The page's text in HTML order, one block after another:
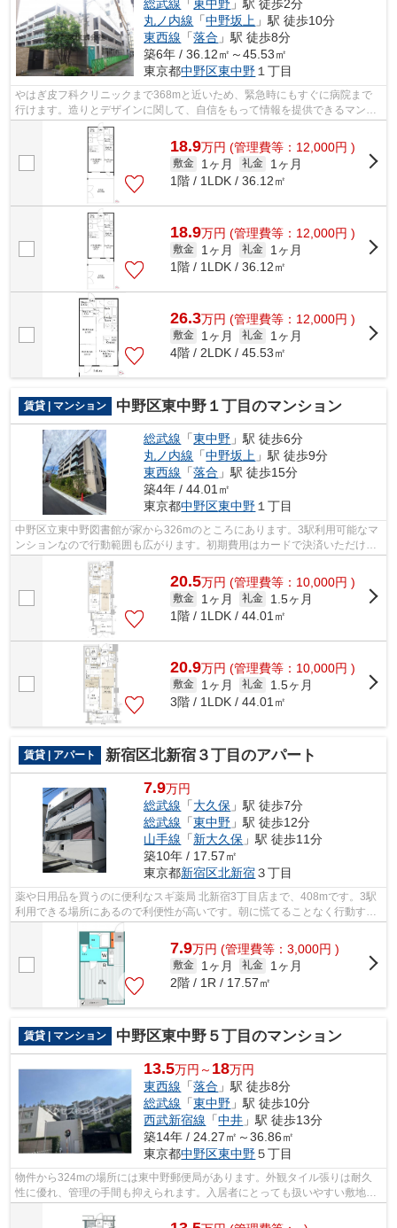
総武線 「 東中野 」駅 徒歩2分
丸ノ内線 「中野坂上 」駅 徒歩10分
東西線 「落合 」駅 徒歩8分
築6年 / 36.12㎡～45.53㎡
東京都中野区東中野 １丁目
やはぎ皮フ科クリニックまで368mと近いため、緊急時にもすぐに病院まで
行けます。造りとデザインに関して、自信をもって情報を提供できるマンシ
ョンです。風通しの良いマンションは利...
18.9万円 (管理費等：12,000円 )
敷金 1ヶ月 礼金
1ヶ月
1階 / 1LDK / 36.12㎡
18.9万円 (管理費等：12,000円 )
敷金 1ヶ月 礼金
1ヶ月
1階 / 1LDK / 36.12㎡
26.3万円 (管理費等：12,000円 )
敷金 1ヶ月 礼金
1ヶ月
4階 / 2LDK / 45.53㎡
賃貸 | マンション 中野区東中野１丁目のマンション
総武線 「東中野 」駅 徒歩6分
丸ノ内線 「中野坂上 」駅 徒歩9分
東西線 「落合 」駅 徒歩15分
築4年 / 44.01㎡
東京都中野区東中野 １丁目
中野区立東中野図書館が家から326mのところにあります。3駅利用可能なマ
ンションなので行動範囲も広がります。初期費用はカードで決済いただけま
す。朝に慌てることなく行動するために...
20.5万円 (管理費等：10,000円 )
敷金 1ヶ月 礼金
1.5ヶ月
1階 / 1LDK / 44.01㎡
20.9万円 (管理費等：10,000円 )
敷金 1ヶ月 礼金
1.5ヶ月
3階 / 1LDK / 44.01㎡
賃貸 | アパート 新宿区北新宿３丁目のアパート
7.9万円
総武線 「大久保 」駅 徒歩7分
総武線 「東中野 」駅 徒歩12分
山手線 「新大久保 」駅 徒歩11分
築10年 / 17.57㎡
東京都新宿区北新宿３丁目
薬や日用品を買うのに便利なスギ薬局 北新宿3丁目店まで、408mです。3駅
利用できる場所にあるので利便性が高いです。朝に慌てることなく行動する
ために駅から徒歩7分の駅近アパートは...
7.9万円 (管理費等：3,000円 )
敷金 1ヶ月 礼金
1ヶ月
2階 / 1R / 17.57㎡
賃貸 | マンション 中野区東中野５丁目のマンション
13.5万円～ 18万円
東西線 「落合 」駅 徒歩8分
総武線 「東中野 」駅 徒歩10分
西武新宿線 「中井 」駅 徒歩13分
築14年 / 24.27㎡～36.86㎡
東京都中野区東中野５丁目
物件から324mの場所には東中野郵便局があります。外観タイル張りは耐久
性に優れ、管理の手間も抑えられます。入居者にとっても扱いやすい敷地内
ごみ置き場がついています。駅から徒歩8...